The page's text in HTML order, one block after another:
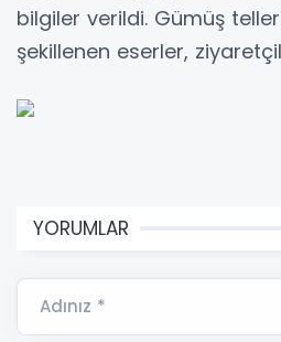
bilgiler verildi. Gümüş
şekillenen eserler,
YORUMLAR
Adınız *